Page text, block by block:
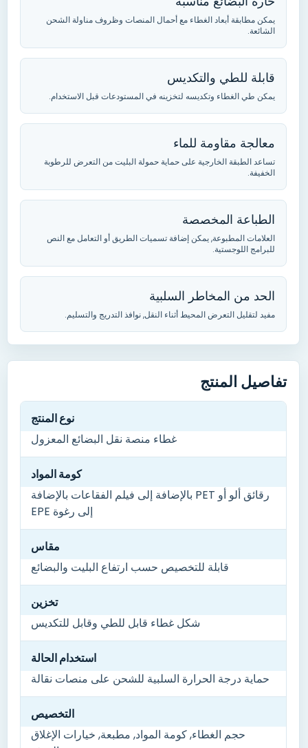
يمكن مطابقة أبعاد الغطاء مع أحمال المنصات وظروف مناولة الشحن
الشائعة.
قابلة للطي والتكديس
يمكن طي الغطاء وتكديسه لتخزينه في المستودعات قبل الاستخدام.
معالجة مقاومة للماء
تساعد الطبقة الخارجية على حماية حمولة البليت من التعرض للرطوبة
الخفيفة.
الطباعة المخصصة
العلامات المطبوعة,يمكن إضافة تسميات الطريق أو التعامل مع النص
للبرامج اللوجستية.
الحد من المخاطر السلبية
مفيد لتقليل التعرض المحيط أثناء النقل,نوافذ التدريج والتسليم.
تفاصيل المنتج
نوع المنتج
غطاء منصة نقل البضائع المعزول
كومة المواد
رقائق ألو أو PET بالإضافة إلى فيلم الفقاعات بالإضافة
إلى رغوة EPE
مقاس
قابلة للتخصيص حسب ارتفاع البليت والبضائع
تخزين
شكل غطاء قابل للطي وقابل للتكديس
استخدام الحالة
حماية درجة الحرارة السلبية للشحن على منصات نقالة
التخصيص
حجم الغطاء, كومة المواد, مطبعة, خيارات الإغلاق